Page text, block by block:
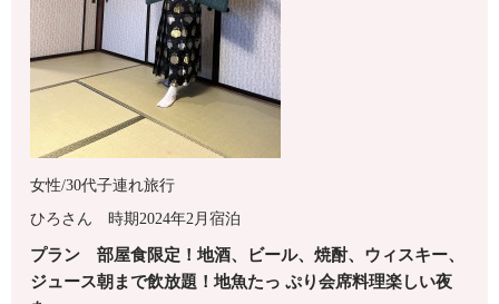
女性/30代子連れ旅行
ひろさん 時期2024年2月宿泊
プラン 部屋食限定！地酒、ビール、焼酎、ウィスキー、
ジュース朝まで飲放題！地魚たっ ぷり会席料理楽しい夜